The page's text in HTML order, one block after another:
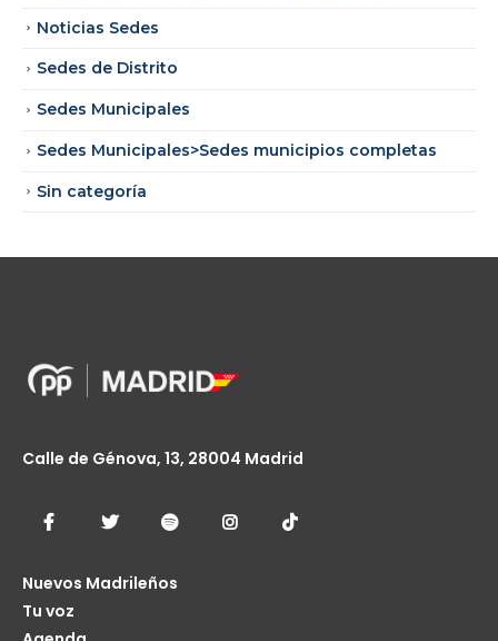
Noticias Sedes
Sedes de Distrito
Sedes Municipales
Sedes Municipales>Sedes municipios completas
Sin categoría
Calle de Génova, 13, 28004 Madrid
Nuevos Madrileños
Tu voz